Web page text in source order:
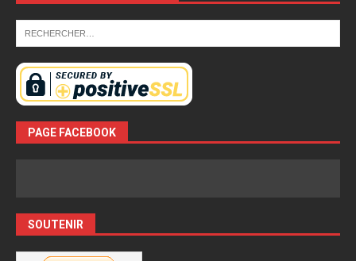
PAGE FACEBOOK
SOUTENIR